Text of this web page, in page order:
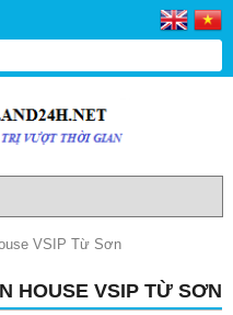
VSIP Từ Sơn
HOUSE VSIP TỪ SƠN